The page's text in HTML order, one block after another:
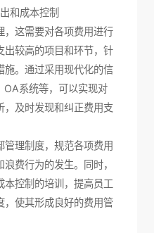
和成本控制
，这需要对各项费用进行
出较高的项目和环节，针
施。通过采用现代化的信
OA系统等，可以实现对
，及时发现和纠正费用支
理制度，规范各项费用
费行为的发生。同时，
本控制的培训，提高员工
，使其形成良好的费用管